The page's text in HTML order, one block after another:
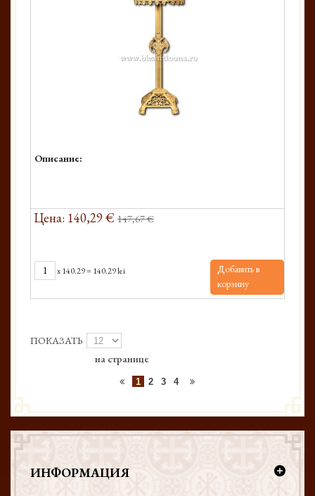
Описание:
Цена: 140,29 € 147,67 €
x140.29= 140.29 lei
Добавить в
корзину
ПОКАЗАТЬ
на странице
1 2 3 4
ИНФОРМАЦИЯ